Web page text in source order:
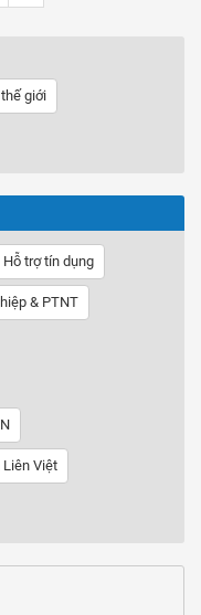
giới
Hỗ trợ tín dụng
& PTNT
Liên Việt